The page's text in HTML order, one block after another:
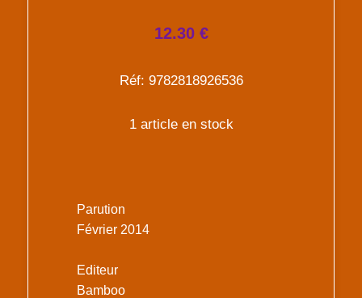
12.30 €
Réf: 9782818926536
1 article en stock
Parution
Février 2014
Editeur
Bamboo